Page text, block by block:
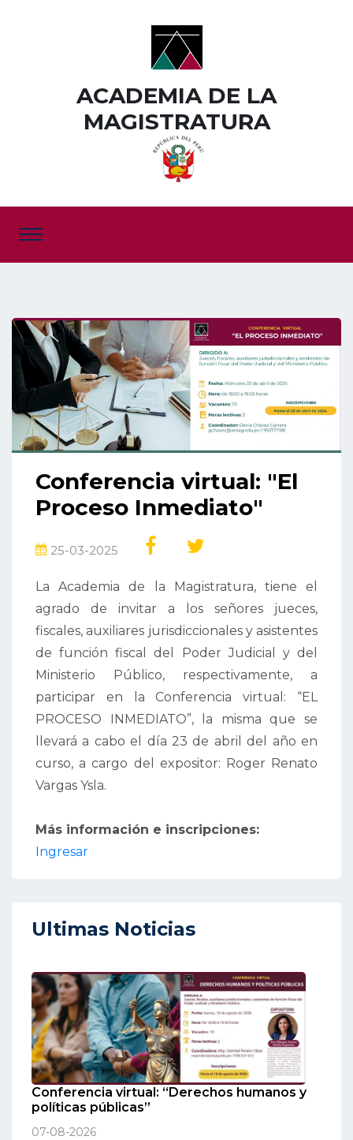
ACADEMIA DE LA
MAGISTRATURA
Conferencia virtual: "El
Proceso Inmediato"
25-03-2025
La Academia de la Magistratura, tiene el
agrado de invitar a los señores jueces,
fiscales, auxiliares jurisdiccionales y asistentes
de función fiscal del Poder Judicial y del
Ministerio Público, respectivamente, a
participar en la Conferencia virtual: “EL
PROCESO INMEDIATO”, la misma que se
llevará a cabo el día 23 de abril del año en
curso, a cargo del expositor: Roger Renato
Vargas Ysla.
Más información e inscripciones:
Ingresar
Ultimas Noticias
Conferencia virtual: “Derechos humanos y
políticas públicas”
07-08-2026